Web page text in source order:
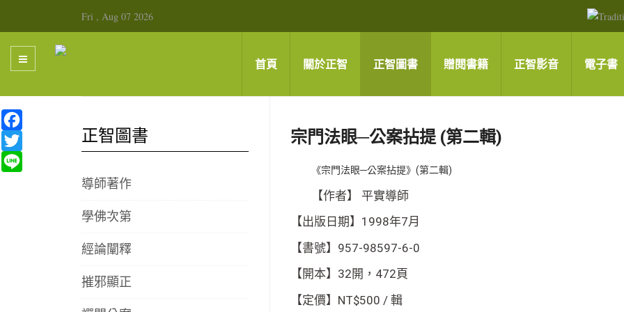
Fri , Aug 07 2026
首頁 關於正智 正智圖書 贈閱書籍 正智影音 電子書
宗門法眼─公案拈提 (第二輯)
《宗門法眼─公案拈提》(第二輯)
【作者】 平實導師
【出版日期】1998年7月
【書號】957-98597-6-0
【開本】32開，472頁
【定價】NT$500 / 輯
正智圖書
導師著作
學佛次第
經論闡釋
摧邪顯正